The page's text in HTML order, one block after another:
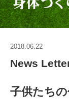
2018.06.22
News
子供たち